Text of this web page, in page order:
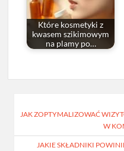
Które kosmetyki z
kwasem szikimowym
na plamy po…
wpisu
JAK ZOPTYMALIZOWAĆ
W
JAKIE SKŁADNIKI